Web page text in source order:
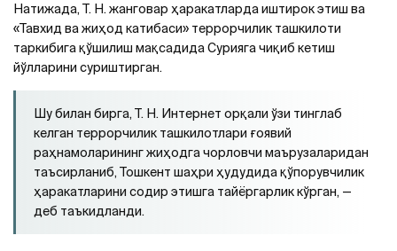
Натижада, Т. Н. жанговар ҳаракатларда иштирок этиш ва
«Тавхид ва жиҳод катибаси» террорчилик ташкилоти
таркибига қўшилиш мақсадида Сурияга чиқиб кетиш
йўлларини суриштирган.
Шу билан бирга, Т. Н. Интернет орқали ўзи тинглаб
келган террорчилик ташкилотлари ғоявий
раҳнамоларининг жиҳодга чорловчи маърузаларидан
таъсирланиб, Тошкент шаҳри ҳудудида қўпорувчилик
ҳаракатларини содир этишга тайёргарлик кўрган, —
деб таъкидланди.